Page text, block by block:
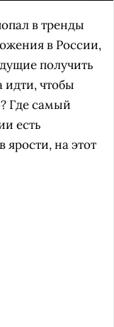
в тренды
в России,
получить
идти, чтобы
Где самый
есть
ярости, на этот